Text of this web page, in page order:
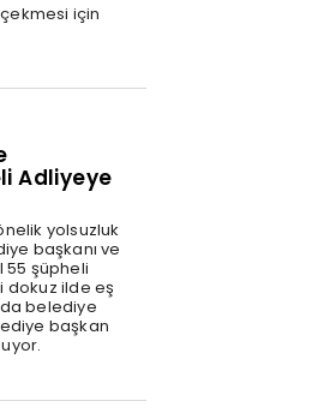
için
Adliyeye
yolsuzluk
başkanı ve
55 şüpheli
dokuz ilde eş
belediye
başkan